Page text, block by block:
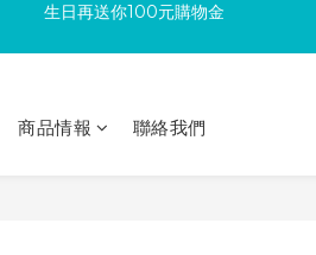
滿300回饋10%購物金
加入成為新會員 馬上領取50元購物金
商品情報 聯絡我們